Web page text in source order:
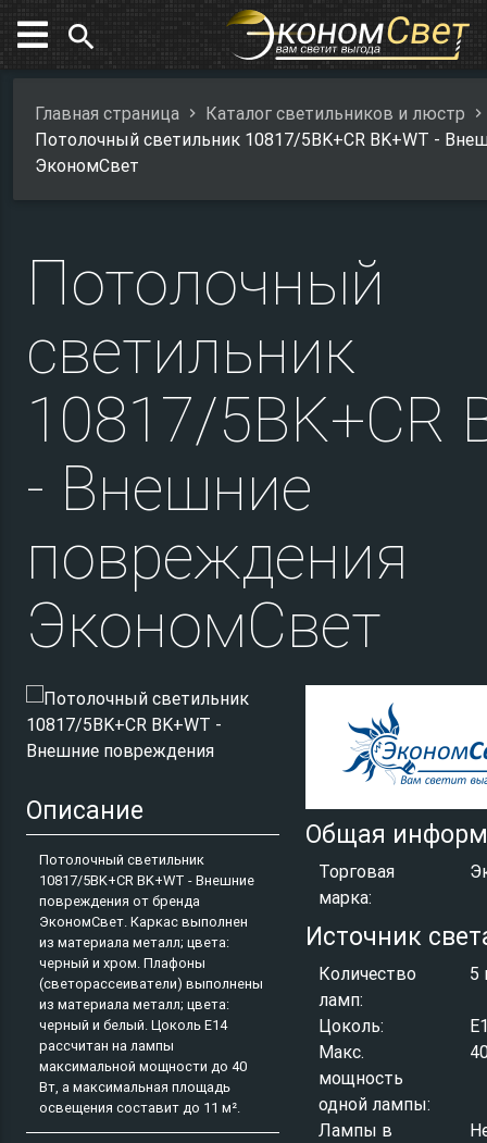
search
Главная страница
Каталог светильников и люстр
Потолочный светильник 10817/5BK+CR BK+WT -
ЭкономСвет
Потолочный
светильник
10817/5BK+CR
- Внешние
повреждения
ЭкономСвет
Описание
Потолочный светильник
10817/5BK+CR BK+WT - Внешние
повреждения от бренда
ЭкономСвет. Каркас выполнен
из материала металл; цвета:
черный и хром. Плафоны
(светорассеиватели) выполнены
из материала металл; цвета:
черный и белый. Цоколь E14
рассчитан на лампы
максимальной мощности до 40
Вт, а максимальная площадь
освещения составит до 11 м².
Общая
Торговая
марка:
Источник
Количество
ламп:
5
Цоколь:
Макс.
мощность
одной лампы:
Лампы в